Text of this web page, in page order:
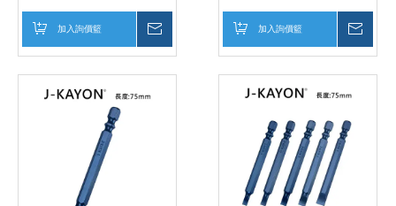
加入詢價籃 加入詢價籃